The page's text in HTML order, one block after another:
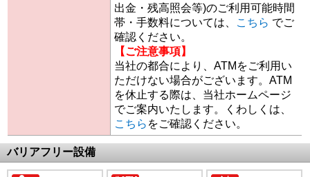
出金・残高照会等)のご利用可能時間
帯・手数料については、
こちら でご
確認ください。
【ご注意事項】
当社の都合により、ATMをご利用い
ただけない場合がございます。ATM
を休止する際は、当社ホームページ
でご案内いたします。くわしくは、
こちら をご確認ください。
バリアフリー設備